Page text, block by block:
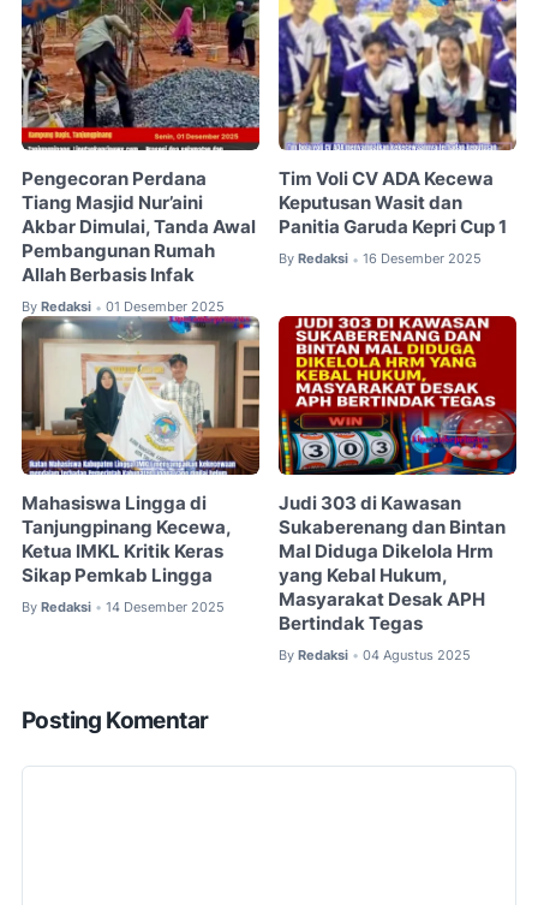
Pengecoran Perdana
Tiang Masjid Nur’aini
Akbar Dimulai, Tanda Awal
Pembangunan Rumah
Allah Berbasis Infak
By Redaksi • 01 Desember 2025
Tim Voli CV ADA Kecewa
Keputusan Wasit dan
Panitia Garuda Kepri Cup 1
By Redaksi • 16 Desember 2025
Mahasiswa Lingga di
Tanjungpinang Kecewa,
Ketua IMKL Kritik Keras
Sikap Pemkab Lingga
By Redaksi • 14 Desember 2025
Judi 303 di Kawasan
Sukaberenang dan Bintan
Mal Diduga Dikelola Hrm
yang Kebal Hukum,
Masyarakat Desak APH
Bertindak Tegas
By Redaksi • 04 Agustus 2025
Posting Komentar